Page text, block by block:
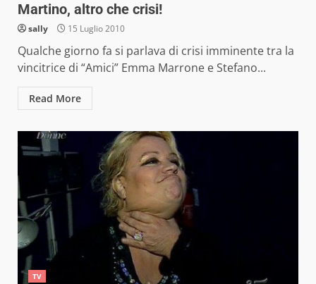
Martino, altro che crisi!
sally 15 Luglio 2010
Qualche giorno fa si parlava di crisi imminente tra la
vincitrice di “Amici” Emma Marrone e Stefano...
Read More
TV